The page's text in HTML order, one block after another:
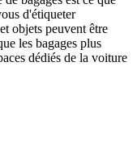
d'étiqueter
objets peuvent être
les bagages plus
dédiés de la voiture